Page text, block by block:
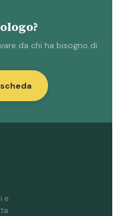
da chi ha bisogno di
e